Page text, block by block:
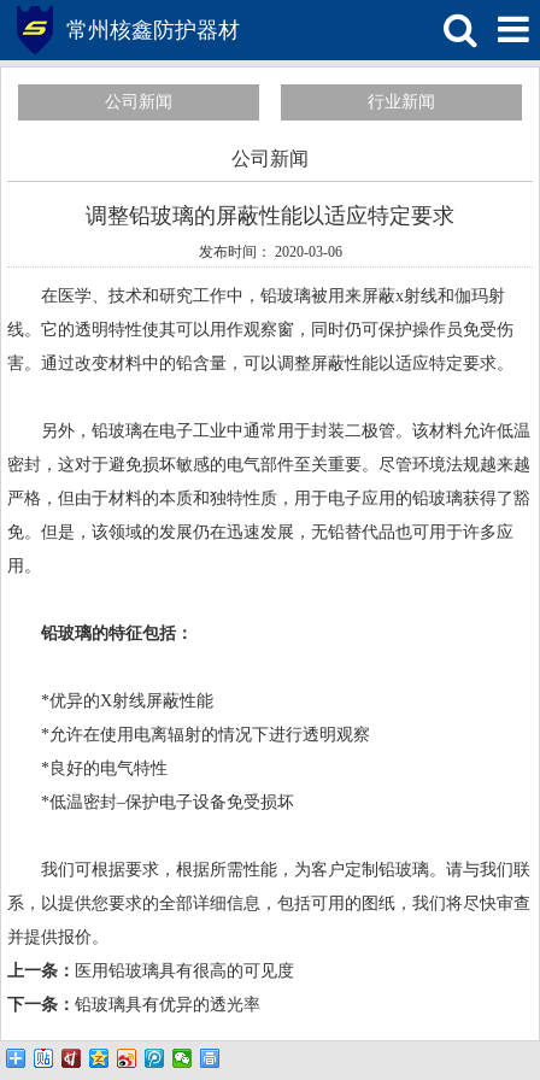
常州核鑫防护器材
公司新闻 行业新闻
公司新闻
调整铅玻璃的屏蔽性能以适应特定要求
发布时间： 2020-03-06
在医学、技术和研究工作中， 铅玻璃被用来屏蔽x射线和伽玛射
线。它的透明特性使其可以用作观察窗，同时仍可保护操作员免受伤
害。通过改变材料中的铅含量，可以调整屏蔽性能以适应特定要求。
另外，铅玻璃在电子工业中通常用于封装二极管。该材料允许低温
密封，这对于避免损坏敏感的电气部件至关重要。尽管环境法规越来越
严格，但由于材料的本质和独特性质，用于电子应用的铅玻璃获得了豁
免。但是，该领域的发展仍在迅速发展，无铅替代品也可用于许多应
用。
铅玻璃的特征包括：
*优异的X射线屏蔽性能
*允许在使用电离辐射的情况下进行透明观察
*良好的电气特性
*低温密封–保护电子设备免受损坏
我们可根据要求，根据所需性能，为客户定制铅玻璃。请与我们联
系，以提供您要求的全部详细信息，包括可用的图纸，我们将尽快审查
并提供报价。
上一条： 医用铅玻璃具有很高的可见度
下一条： 铅玻璃具有优异的透光率